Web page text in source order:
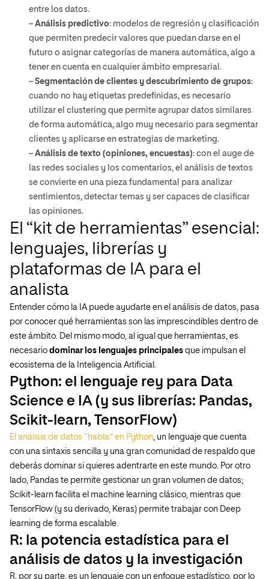
entre los datos.
– Análisis predictivo: modelos de regresión y clasificación
que permiten predecir valores que puedan darse en el
futuro o asignar categorías de manera automática, algo a
tener en cuenta en cualquier ámbito empresarial.
– Segmentación de clientes y descubrimiento de grupos:
cuando no hay etiquetas predefinidas, es necesario
utilizar el clustering que permite agrupar datos similares
de forma automática, algo muy necesario para segmentar
clientes y aplicarse en estrategias de marketing.
– Análisis de texto (opiniones, encuestas): con el auge de
las redes sociales y los comentarios, el análisis de textos
se convierte en una pieza fundamental para analizar
sentimientos, detectar temas y ser capaces de clasificar
las opiniones.
El “kit de herramientas” esencial:
lenguajes, librerías y
plataformas de IA para el
analista
Entender cómo la IA puede ayudarte en el análisis de datos, pasa
por conocer qué herramientas son las imprescindibles dentro de
este ámbito. Del mismo modo, al igual que herramientas, es
necesario dominar los lenguajes principales que impulsan el
ecosistema de la Inteligencia Artificial.
Python: el lenguaje rey para Data
Science e IA (y sus librerías: Pandas,
Scikit-learn, TensorFlow)
El análisis de datos “habla” en Python, un lenguaje que cuenta
con una sintaxis sencilla y una gran comunidad de respaldo que
deberás dominar si quieres adentrarte en este mundo. Por otro
lado, Pandas te permite gestionar un gran volumen de datos;
Scikit-learn facilita el machine learning clásico, mientras que
TensorFlow (y su derivado, Keras) permite trabajar con Deep
learning de forma escalable.
R: la potencia estadística para el
análisis de datos y la investigación
R, por su parte, es un lenguaje con un enfoque estadístico, por lo